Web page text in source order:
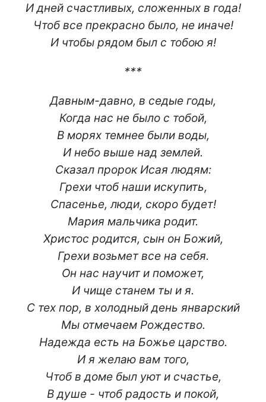
И дней счастливых, сложенных в года!
Чтоб все прекрасно было, не иначе!
И чтобы рядом был с тобою я!
***
Давным-давно, в седые годы,
Когда нас не было с тобой,
В морях темнее были воды,
И небо выше над землей.
Сказал пророк Исая людям:
Грехи чтоб наши искупить,
Спасенье, люди, скоро будет!
Мария мальчика родит.
Христос родится, сын он Божий,
Грехи возьмет все на себя.
Он нас научит и поможет,
И чище станем ты и я.
С тех пор, в холодный день январский
Мы отмечаем Рождество.
Надежда есть на Божье царство.
И я желаю вам того,
Чтоб в доме был уют и счастье,
В душе - чтоб радость и покой,